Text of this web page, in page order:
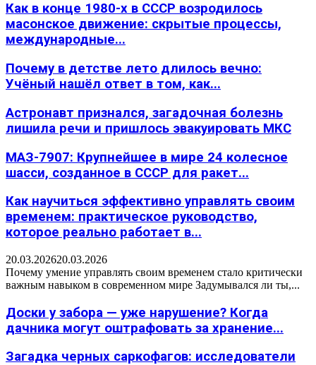
Как в конце 1980-х в СССР возродилось
масонское движение: скрытые процессы,
международные...
Почему в детстве лето длилось вечно:
Учёный нашёл ответ в том, как...
Астронавт признался, загадочная болезнь
лишила речи и пришлось эвакуировать МКС
МАЗ-7907: Крупнейшее в мире 24 колесное
шасси, созданное в СССР для ракет...
Как научиться эффективно управлять своим
временем: практическое руководство,
которое реально работает в...
20.03.202620.03.2026
Почему умение управлять своим временем стало критически
важным навыком в современном мире Задумывался ли ты,...
Доски у забора — уже нарушение? Когда
дачника могут оштрафовать за хранение...
Загадка черных саркофагов: исследователи